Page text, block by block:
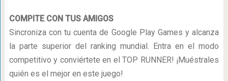
COMPITE CON TUS AMIGOS
Sincroniza con tu cuenta de Google Play Games y alcanza
la parte superior del ranking mundial. Entra en el modo
competitivo y conviértete en el TOP RUNNER! ¡Muéstrales
quién es el mejor en este juego!